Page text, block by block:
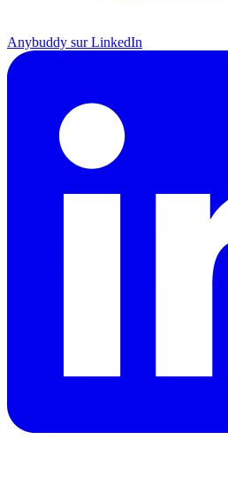
Anybuddy sur LinkedIn